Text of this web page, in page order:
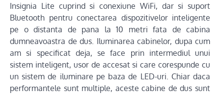
Insignia Lite cuprind si conexiune WiFi, dar si suport
Bluetooth pentru conectarea dispozitivelor inteligente
pe o distanta de pana la 10 metri fata de cabina
dumneavoastra de dus. Iluminarea cabinelor, dupa cum
am si specificat deja, se face prin intermediul unui
sistem inteligent, usor de accesat si care corespunde cu
un sistem de iluminare pe baza de LED-uri. Chiar daca
performantele sunt multiple, aceste cabine de dus sunt